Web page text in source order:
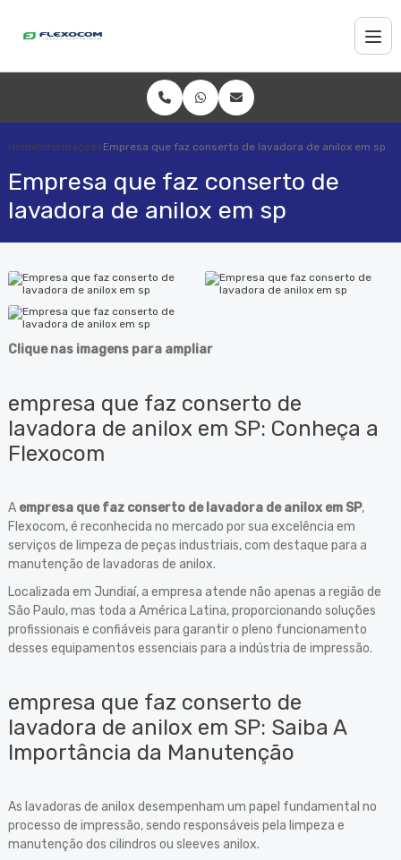
HomeInformaçõesEmpresa que faz conserto de lavadora de anilox em sp
Empresa que faz conserto de
lavadora de anilox em sp
Clique nas imagens para ampliar
empresa que faz conserto de
lavadora de anilox em SP: Conheça a
Flexocom
A empresa que faz conserto de lavadora de anilox em SP,
Flexocom, é reconhecida no mercado por sua excelência em
serviços de limpeza de peças industriais, com destaque para a
manutenção de lavadoras de anilox.
Localizada em Jundiaí, a empresa atende não apenas a região de
São Paulo, mas toda a América Latina, proporcionando soluções
profissionais e confiáveis para garantir o pleno funcionamento
desses equipamentos essenciais para a indústria de impressão.
empresa que faz conserto de
lavadora de anilox em SP: Saiba A
Importância da Manutenção
As lavadoras de anilox desempenham um papel fundamental no
processo de impressão, sendo responsáveis pela limpeza e
manutenção dos cilindros ou sleeves anilox.